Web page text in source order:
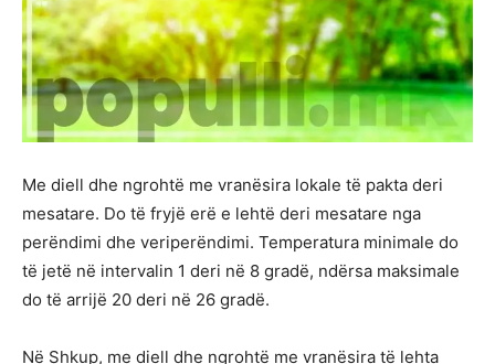
Me diell dhe ngrohtë me vranësira lokale të pakta deri
mesatare. Do të fryjë erë e lehtë deri mesatare nga
perëndimi dhe veriperëndimi. Temperatura minimale do
të jetë në intervalin 1 deri në 8 gradë, ndërsa maksimale
do të arrijë 20 deri në 26 gradë.
Në Shkup, me diell dhe ngrohtë me vranësira të lehta